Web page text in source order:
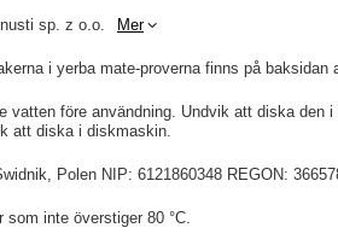
sp. z o.o. Mer
i yerba mate-proverna finns på
vatten före användning. Undvik att diska den
att diska i diskmaskin.
Polen NIP: 6121860348 REGON:
som inte överstiger 80 °C.